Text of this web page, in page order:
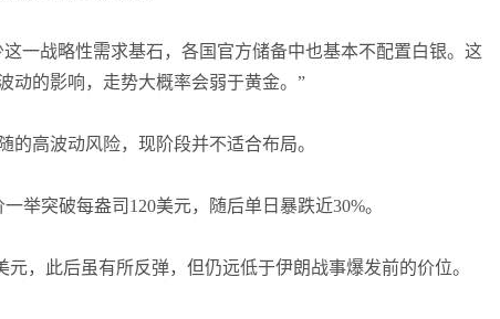
一战略性需求基石，各国官方储备中也基本不配置白银。这
动的影响，走势大概率会弱于黄金。”
高波动风险，现阶段并不适合布局。
举突破每盎司120美元，随后单日暴跌近30%。
，此后虽有所反弹，但仍远低于伊朗战事爆发前的价位。